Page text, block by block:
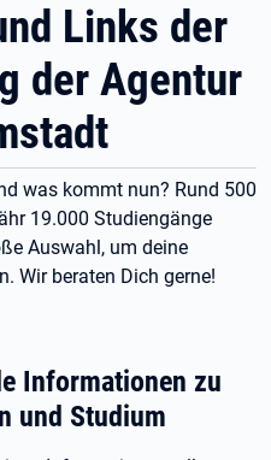
Links der
der Agentur
was kommt nun? Rund 500
19.000 Studiengänge
Auswahl, um deine
Wir beraten Dich gerne!
Informationen zu
und Studium